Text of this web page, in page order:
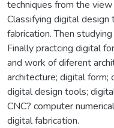
techniques from the
Classifying digital
fabrication. Then
Finally practcing digital
and work of diferent
architecture; digital form;
digital design tools;
CNC? computer
digital fabrication.